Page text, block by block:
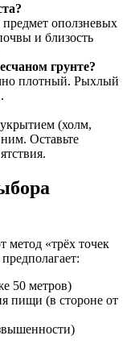
оползневых
и близость
грунте?
плотный. Рыхлый
(холм,
Оставьте
метод «трёх точек
50 метров)
пищи (в стороне от